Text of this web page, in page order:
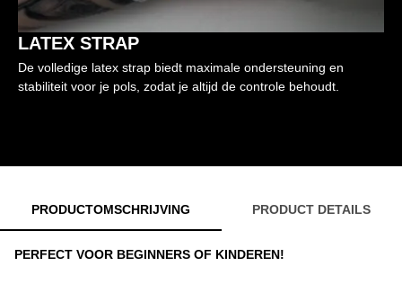
LATEX STRAP
De volledige latex strap biedt maximale ondersteuning en
stabiliteit voor je pols, zodat je altijd de controle behoudt.
PRODUCTOMSCHRIJVING PRODUCT DETAILS
PERFECT VOOR BEGINNERS OF KINDEREN!